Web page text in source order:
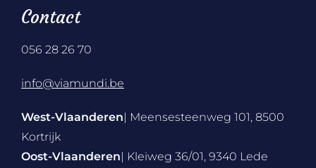
Contact
056 28 26 70
info@viamundi.be
West-Vlaanderen| Meensesteenweg 101, 8500
Kortrijk
Oost-Vlaanderen| Kleiweg 36/01, 9340 Lede